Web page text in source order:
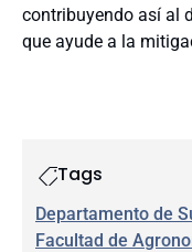
contribuyendo así al
que ayude a la
Tags
Departamento de
Facultad de